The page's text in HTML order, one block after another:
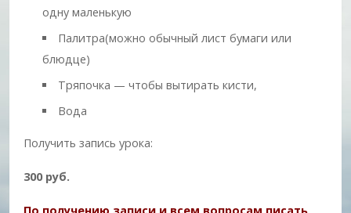
одну маленькую
Палитра(можно обычный лист бумаги или
блюдце)
Тряпочка — чтобы вытирать кисти,
Вода
Получить запись урока:
300 руб.